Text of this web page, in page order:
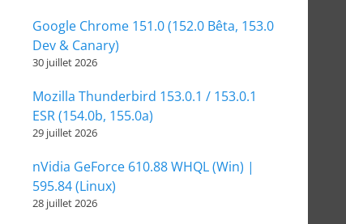
Google Chrome 151.0 (152.0 Bêta, 153.0
Dev & Canary)
30 juillet 2026
Mozilla Thunderbird 153.0.1 / 153.0.1
ESR (154.0b, 155.0a)
29 juillet 2026
nVidia GeForce 610.88 WHQL (Win) |
595.84 (Linux)
28 juillet 2026